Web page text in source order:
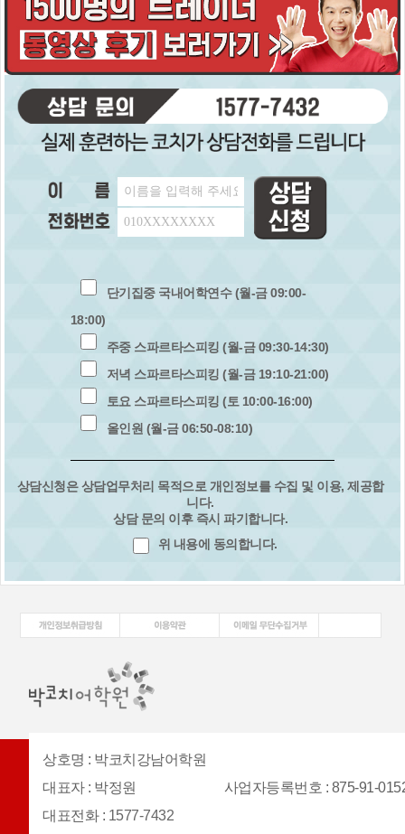
단기집중 국내어학연수 (월-금 09:00-
18:00)
주중 스파르타스피킹 (월-금 09:30-14:30)
저녁 스파르타스피킹 (월-금 19:10-21:00)
토요 스파르타스피킹 (토 10:00-16:00)
올인원 (월-금 06:50-08:10)
상담신청은 상담업무처리 목적으로 개인정보를 수집 및 이용, 제공합
니다.
상담 문의 이후 즉시 파기합니다.
위 내용에 동의합니다.
상호명 : 박코치강남어학원
대표자: 박정원 사업자등록번호 : 875-91-
대표전화: 1577-7432